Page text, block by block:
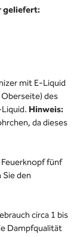
geliefert:
mit E-Liquid
des
Hinweis:
da dieses
fünf
den
circa 1 bis
Dampfqualität